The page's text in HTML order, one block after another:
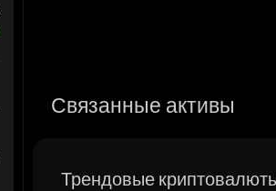
Связанные активы
Трендовые